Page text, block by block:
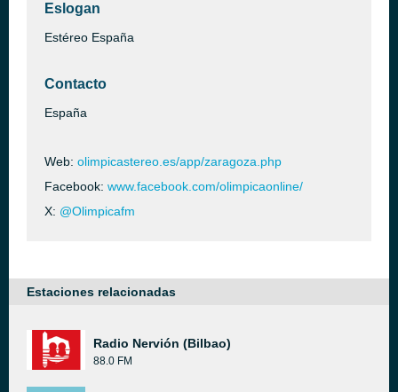
Eslogan
Estéreo España
Contacto
España
Web: olimpicastereo.es/app/zaragoza.php
Facebook: www.facebook.com/olimpicaonline/
X: @Olimpicafm
Estaciones relacionadas
Radio Nervión (Bilbao)
88.0 FM